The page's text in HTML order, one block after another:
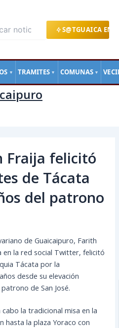
S@TGUAICA EN
▼ TRAMITES ▼ COMUNAS ▼
Fraija felicitó
de Tácata
del patrono
de Guaicaipuro, Farith
en la red social Twitter, felicitó
Tácata por la
desde su elevación
de San José.
la tradicional misa en la
hasta la plazaYoraco con